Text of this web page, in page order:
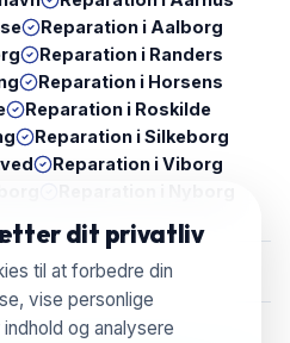
dit privatliv
til at forbedre din
vise personlige
og analysere
Reparation i Aalborg
Reparation i Randers
Reparation i Horsens
Reparation i Roskilde
Reparation i Silkeborg
Reparation i Viborg